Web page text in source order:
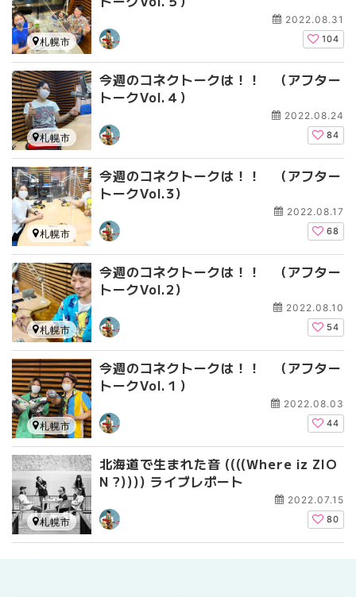
2022.08.31
104
札幌市
今週のコネクトークは！！ （アフター
トークVol.４）
2022.08.24
84
札幌市
今週のコネクトークは！！ （アフター
トークVol.3）
2022.08.17
68
札幌市
今週のコネクトークは！！ （アフター
トークVol.2）
2022.08.10
54
札幌市
今週のコネクトークは！！ （アフター
トークVol.１）
2022.08.03
44
札幌市
北海道で生まれた音 ((((Where iz ZIO
N ?)))) ライブレポート
2022.07.15
80
札幌市